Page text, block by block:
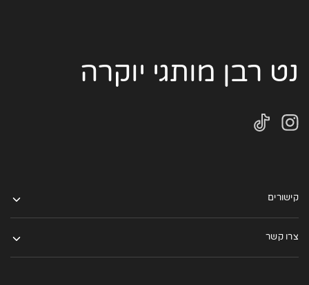
נט רבן מותגי יוקרה
קישורים
צרו קשר